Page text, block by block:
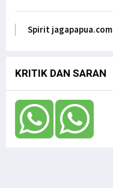
Spirit jagapapua.com
KRITIK DAN SARAN